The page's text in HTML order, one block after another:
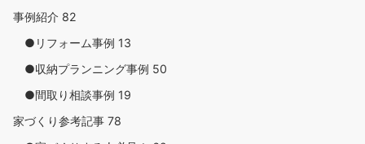
事例紹介 82
●リフォーム事例 13
●収納プランニング事例 50
●間取り相談事例 19
家づくり参考記事 78